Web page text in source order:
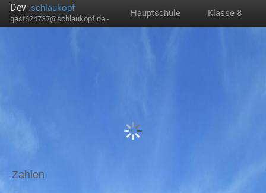
Dev .schlaukopf
gast624737@schlaukopf.de -
Hauptschule Klasse 8
Zahlen